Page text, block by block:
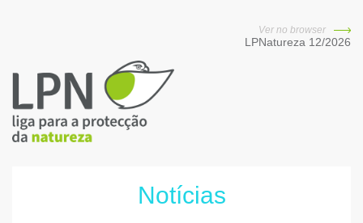
Ver no browser
LPNatureza 12/2026
Notícias